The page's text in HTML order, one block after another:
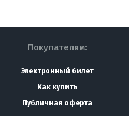
Покупателям:
Электронный билет
Как купить
Публичная оферта